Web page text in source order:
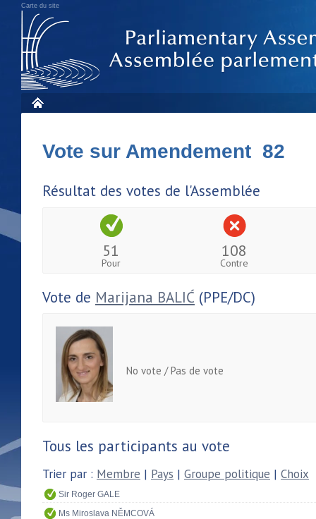
Carte du site
Vote sur Amendement 82
Résultat des votes de l'Assemblée
51
Pour
108
Contre
Vote de Marijana BALIĆ (PPE/DC)
No vote / Pas de vote
Tous les participants au vote
Trier par : Membre | Pays | Groupe politique | Choix
Sir Roger GALE
Ms Miroslava NĚMCOVÁ